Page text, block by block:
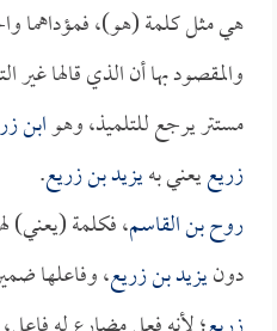
هي مثل كلمة (هو)، فمؤداهما
والمقصود بها أن الذي قالها
مستتر يرجع للتلميذ، وهوابن
زريعيعني بهيزيد بن زريع.
روح بن القاسم، فكلمة (يعني)
دونيزيد بن زريع، وفاعلها